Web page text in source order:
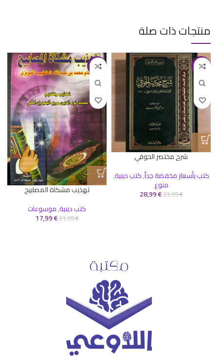
منتجات ذات صلة
-15%
شرح مختصر الحوفي
كتب بأسعار مخفضة جداً,كتب دينية,
منوع
33,99€
28,99€
-18%
تهذيب مشكاة المصابيح
كتب دينية,موسوعات
21,99€
17,99€